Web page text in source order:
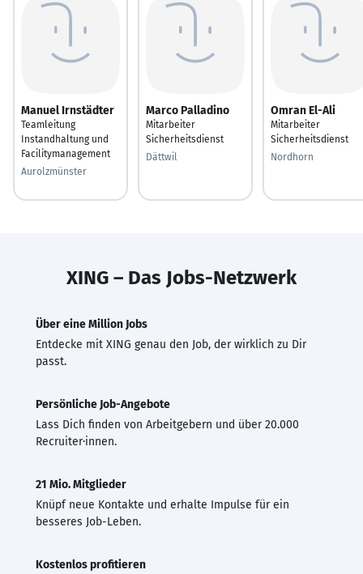
Manuel Irnstädter
Teamleitung
Instandhaltung und
Facilitymanagement
Aurolzmünster
Marco Palladino
Mitarbeiter
Sicherheitsdienst
Dättwil
Omran El-Ali
Mitarbeiter
Sicherheitsdienst
Nordhorn
XING – Das Jobs-Netzwerk
Über eine Million Jobs
Entdecke mit XING genau den Job, der wirklich zu Dir
passt.
Persönliche Job-Angebote
Lass Dich finden von Arbeitgebern und über 20.000
Recruiter·innen.
21 Mio. Mitglieder
Knüpf neue Kontakte und erhalte Impulse für ein
besseres Job-Leben.
Kostenlos profitieren